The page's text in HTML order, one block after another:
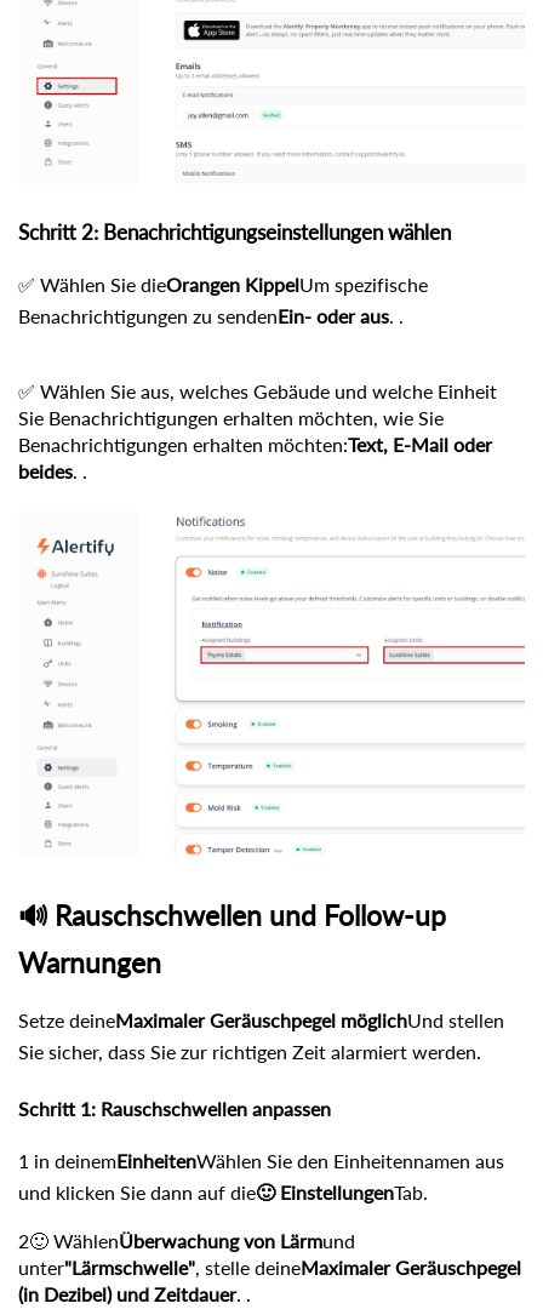
Schritt 2: Benachrichtigungseinstellungen wählen
✅ Wählen Sie dieOrangen KippelUm spezifische
Benachrichtigungen zu sendenEin- oder aus
✅ Wählen Sie aus, welches Gebäude und welche Einheit
Sie Benachrichtigungen erhalten möchten, wie Sie
Benachrichtigungen erhalten möchten:Text, E-Mail oder
beides
🔊 Rauschschwellen und Follow-up
Warnungen
Setze deineMaximaler Geräuschpegel möglichUnd stellen
Sie sicher, dass Sie zur richtigen Zeit alarmiert werden.
Schritt 1: Rauschschwellen anpassen
1 in deinemEinheitenWählen Sie den Einheitennamen aus
und klicken Sie dann auf die🙂 EinstellungenTab.
2🙂 WählenÜberwachung von Lärmund
unter"Lärmschwelle", stelle deineMaximaler Geräuschpegel
(in Dezibel) und Zeitdauer. .